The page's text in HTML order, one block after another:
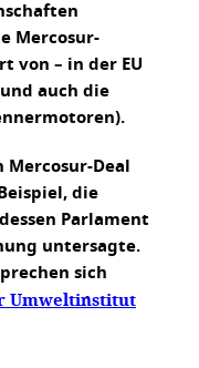
Mercosur-
von – in der EU
auch die
Mercosur-Deal
die
Parlament
untersagte.
sich
Umweltinstitut